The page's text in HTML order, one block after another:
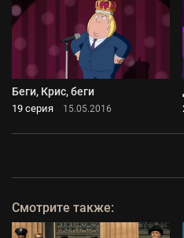
Беги, Крис, беги
19 серия 15.05.2016
Смотрите также: